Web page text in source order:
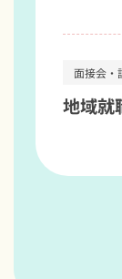
面接会・
地域就